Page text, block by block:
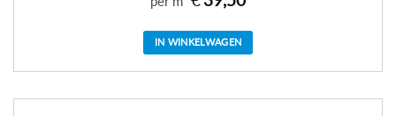
IN WINKELWAGEN